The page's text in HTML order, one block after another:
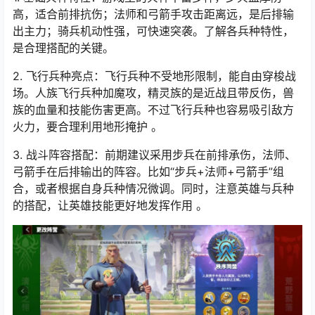
高，适合前排抗伤；法师和弓箭手攻击距离远，是后排输
出主力；骑兵机动性强，可快速突袭。了解各兵种特性，
是合理搭配的关键。
2. 飞行兵种亮点：飞行兵种不受地形限制，能自由穿梭战
场。人族飞行兵种加魔攻，精灵族的是近战且带反伤，兽
族的血量和技能伤害更高。不过飞行兵种也容易吸引敌方
火力，要合理利用地形掩护 。
3. 战斗阵容搭配：前期建议采用步兵在前排承伤，法师、
弓箭手在后排输出的阵容。比如“步兵+法师+弓箭手”组
合，或者根据自身兵种情况微调。同时，注意英雄与兵种
的搭配，让英雄技能更好地发挥作用 。